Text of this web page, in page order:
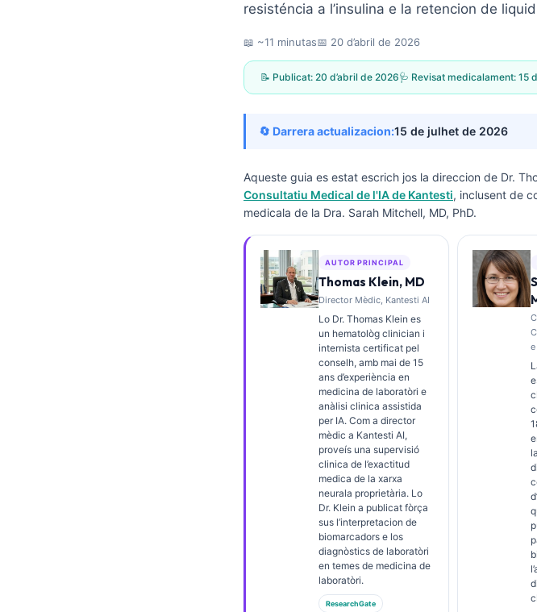
resisténcia a l’insulina e la retencion de
📖 ~11 minutas📅 20 d’abril de 2026
📝 Publicat: 20 d’abril de 2026🩺 Revisat medicalament: 15
🔄 Darrera actualizacion:15 de julhet de 2026
Aqueste guia es estat escrich jos la direccion de Dr.
Consultatiu Medical de l'IA de Kantesti, inclusent de
medicala de la Dra. Sarah Mitchell, MD, PhD.
AUTOR PRINCIPAL
Thomas Klein, MD
Director Mèdic, Kantesti AI
Lo Dr. Thomas Klein es
un hematològ clinician i
internista certificat pel
conselh, amb mai de 15
ans d’experiència en
medicina de laboratòri e
anàlisi clinica assistida
per IA. Com a director
mèdic a Kantesti AI,
proveís una supervisió
clinica de l’exactitud
medica de la xarxa
neurala proprietària. Lo
Dr. Klein a publicat fòrça
sus l’interpretacion de
biomarcadors e los
diagnòstics de laboratòri
en temes de medicina de
laboratòri.
ResearchGate